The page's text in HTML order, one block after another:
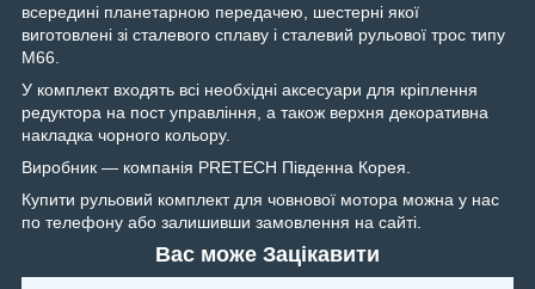
всередині планетарною передачею, шестерні якої
виготовлені зі сталевого сплаву і сталевий рульової трос типу
М66.
У комплект входять всі необхідні аксесуари для кріплення
редуктора на пост управління, а також верхня декоративна
накладка чорного кольору.
Виробник — компанія PRETECH Південна Корея.
Купити рульовий комплект для човнової мотора можна у нас
по телефону або залишивши замовлення на сайті.
Вас може Зацікавити